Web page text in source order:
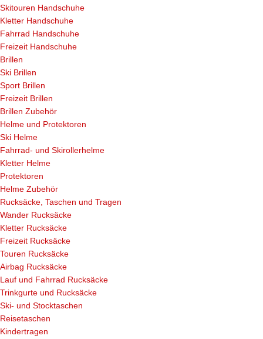
Skitouren Handschuhe
Kletter Handschuhe
Fahrrad Handschuhe
Freizeit Handschuhe
Brillen
Ski Brillen
Sport Brillen
Freizeit Brillen
Brillen Zubehör
Helme und Protektoren
Ski Helme
Fahrrad- und Skirollerhelme
Kletter Helme
Protektoren
Helme Zubehör
Rucksäcke, Taschen und Tragen
Wander Rucksäcke
Kletter Rucksäcke
Freizeit Rucksäcke
Touren Rucksäcke
Airbag Rucksäcke
Lauf und Fahrrad Rucksäcke
Trinkgurte und Rucksäcke
Ski- und Stocktaschen
Reisetaschen
Kindertragen